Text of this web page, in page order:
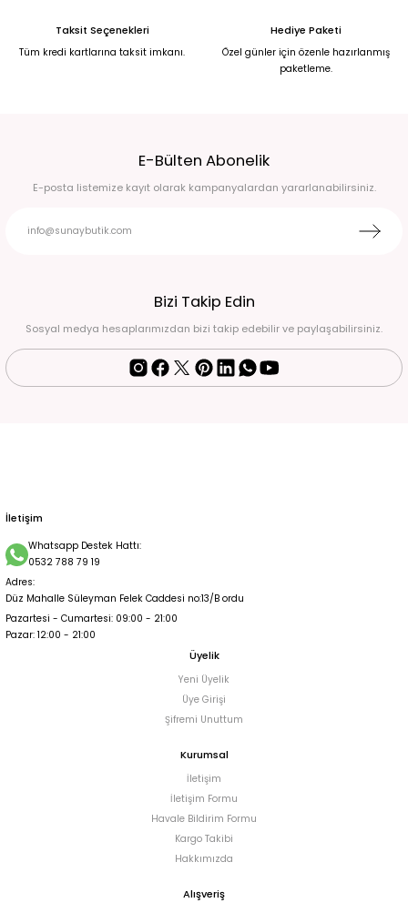
SİYAH BELDEN KEMER DETAYLI ŞIK CEKET 36
1.499,99 TL
1.499,99 TL
Tükendi
LACİVERT CEPLİ VE DÜĞMELİ KISA BOMBER CEKET 4XL
Taksit Seçenekleri
Tüm kredi kartlarına taksit imkanı.
Hediye Paketi
Özel günler için özenle hazırlanmış
paketleme.
E-Bülten Abonelik
E-posta listemize kayıt olarak kampanyalardan yararlanabilirsiniz.
Bizi Takip Edin
Sosyal medya hesaplarımızdan bizi takip edebilir ve paylaşabilirsiniz.
İletişim
Whatsapp Destek Hattı:
0532 788 79 19
Adres:
Düz Mahalle Süleyman Felek Caddesi no:13/B ordu
Pazartesi - Cumartesi: 09:00 - 21:00
Pazar: 12:00 - 21:00
Üyelik
Yeni Üyelik
Üye Girişi
Şifremi Unuttum
Kurumsal
İletişim
İletişim Formu
Havale Bildirim Formu
Kargo Takibi
Hakkımızda
Alışveriş